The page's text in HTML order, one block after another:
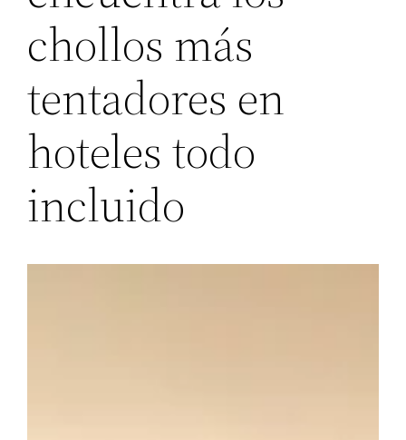
chollos más
tentadores en
hoteles todo
incluido